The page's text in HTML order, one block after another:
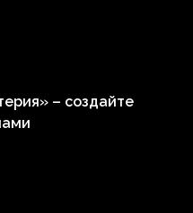
– создайте